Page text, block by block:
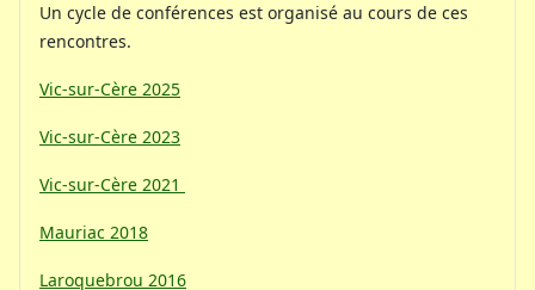
Un cycle de conférences est organisé au cours de ces
rencontres.
Vic-sur-Cère 2025
Vic-sur-Cère 2023
Vic-sur-Cère 2021
Mauriac 2018
Laroquebrou 2016